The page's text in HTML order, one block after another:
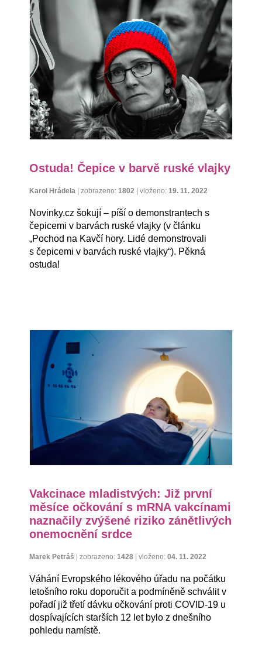
Ostuda! Čepice v barvě ruské vlajky
Karol Hrádela | zobrazeno: 1802 | vloženo: 19. 11. 2022
Novinky.cz šokují – píší o demonstrantech s
čepicemi v barvách ruské vlajky (v článku
„Pochod na Kavčí hory. Lidé demonstrovali
s čepicemi v barvách ruské vlajky“). Pěkná
ostuda!
Vakcinace mladistvých: Již první
měsíce očkování s mRNA vakcínami
naznačily zvýšené riziko zánětlivých
onemocnění srdce
Marek Petráš | zobrazeno: 1428 | vloženo: 04. 11. 2022
Váhání Evropského lékového úřadu na počátku
letošního roku doporučit a podmíněně schválit v
pořadí již třetí dávku očkování proti COVID-19 u
dospívajících starších 12 let bylo z dnešního
pohledu namístě.